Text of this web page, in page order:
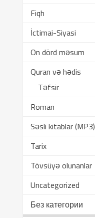
Fiqh
İctimai-Siyasi
On dörd məsum
Quran və hədis
Təfsir
Roman
Səsli kitablar (MP3)
Tarix
Tövsüyə olunanlar
Uncategorized
Без категории